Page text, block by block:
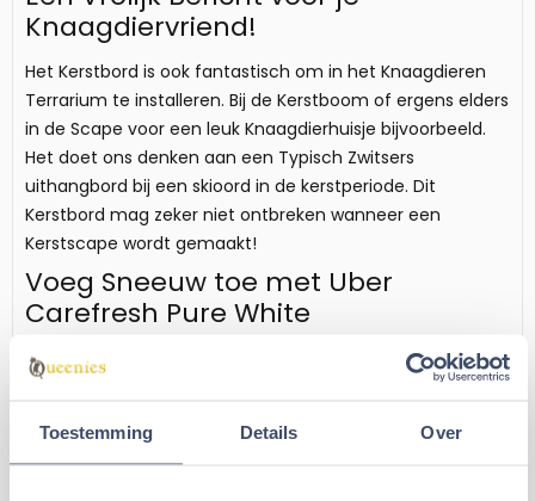
Toestemming Details Over
Knaagdiervriend!
Het Kerstbord is ook fantastisch om in het Knaagdieren
Terrarium te installeren. Bij de Kerstboom of ergens elders
in de Scape voor een leuk Knaagdierhuisje bijvoorbeeld.
Het doet ons denken aan een Typisch Zwitsers
uithangbord bij een skioord in de kerstperiode. Dit
Kerstbord mag zeker niet ontbreken wanneer een
Kerstscape wordt gemaakt!
Voeg Sneeuw toe met Uber
Carefresh Pure White
U vraagt zich wellicht af hoe de sneeuw sfeer is
gecreëerd bij de producten. Dat is vrij eenvoudig en snel
alternatief van de
Chipsi Carefresh Ultra White